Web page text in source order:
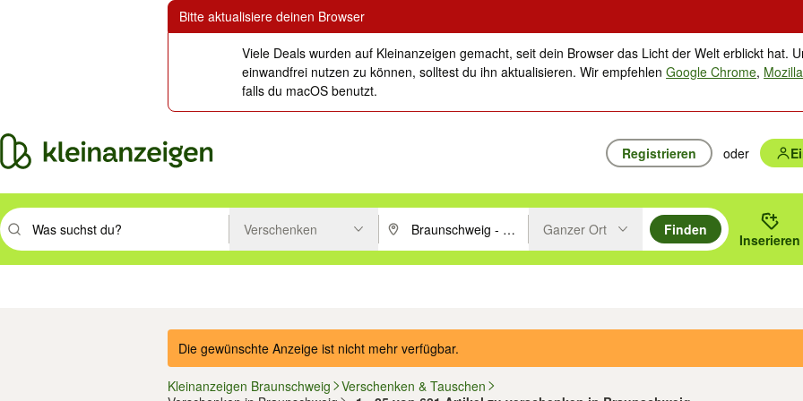
Bitte aktualisiere deinen Browser
Viele Deals wurden auf Kleinanzeigen gemacht, seit dein Browser das Licht der Welt erblickt hat.
einwandfrei nutzen zu können, solltest du ihn aktualisieren. Wir empfehlenGoogle Chrome,
falls du macOS benutzt.
Registrieren oder
Suchbegriff eingeben. Eingabetaste drücken um zu suchen, oder Vorschläge mit den Pfeiltasten nach oben/unten durchsuchen und mit
Verschenken PLZ oder Ort eingeben. Eingabetaste drücken um zu suchen, oder
Ganzer Ort
Finden
Inserieren
Die gewünschte Anzeige ist nicht mehr verfügbar.
Kleinanzeigen Braunschweig
Verschenken & Tauschen